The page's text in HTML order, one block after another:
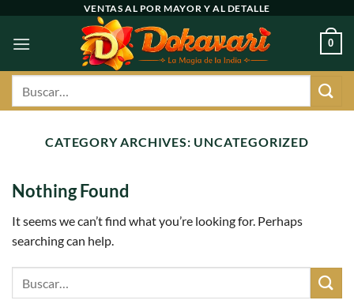
contenido
VENTAS AL POR MAYOR Y AL DETALLE
0
CATEGORY ARCHIVES: UNCATEGORIZED
Nothing Found
It seems we can’t find what you’re looking for. Perhaps
searching can help.